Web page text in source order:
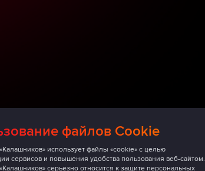
файлов Cookie
использует файлы «cookie» с целью
сервисов и повышения удобства пользования веб-сайтом.
серьезно относится к защите персональных